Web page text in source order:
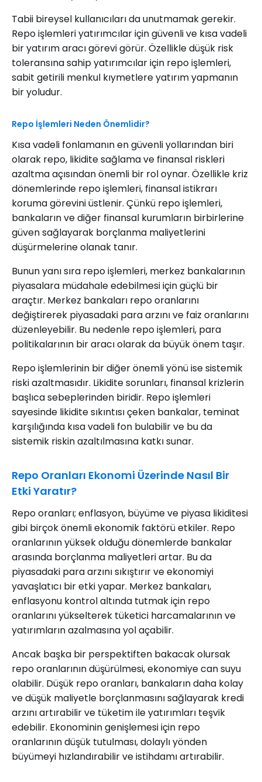
Tabii bireysel kullanıcıları da unutmamak gerekir.
Repo işlemleri yatırımcılar için güvenli ve kısa vadeli
bir yatırım aracı görevi görür. Özellikle düşük risk
toleransına sahip yatırımcılar için repo işlemleri,
sabit getirili menkul kıymetlere yatırım yapmanın
bir yoludur.
Repo İşlemleri Neden Önemlidir?
Kısa vadeli fonlamanın en güvenli yollarından biri
olarak repo, likidite sağlama ve finansal riskleri
azaltma açısından önemli bir rol oynar. Özellikle kriz
dönemlerinde repo işlemleri, finansal istikrarı
koruma görevini üstlenir. Çünkü repo işlemleri,
bankaların ve diğer finansal kurumların birbirlerine
güven sağlayarak borçlanma maliyetlerini
düşürmelerine olanak tanır.
Bunun yanı sıra repo işlemleri, merkez bankalarının
piyasalara müdahale edebilmesi için güçlü bir
araçtır. Merkez bankaları repo oranlarını
değiştirerek piyasadaki para arzını ve faiz oranlarını
düzenleyebilir. Bu nedenle repo işlemleri, para
politikalarının bir aracı olarak da büyük önem taşır.
Repo işlemlerinin bir diğer önemli yönü ise sistemik
riski azaltmasıdır. Likidite sorunları, finansal krizlerin
başlıca sebeplerinden biridir. Repo işlemleri
sayesinde likidite sıkıntısı çeken bankalar, teminat
karşılığında kısa vadeli fon bulabilir ve bu da
sistemik riskin azaltılmasına katkı sunar.
Repo Oranları Ekonomi Üzerinde Nasıl Bir
Etki Yaratır?
Repo oranları; enflasyon, büyüme ve piyasa likiditesi
gibi birçok önemli ekonomik faktörü etkiler. Repo
oranlarının yüksek olduğu dönemlerde bankalar
arasında borçlanma maliyetleri artar. Bu da
piyasadaki para arzını sıkıştırır ve ekonomiyi
yavaşlatıcı bir etki yapar. Merkez bankaları,
enflasyonu kontrol altında tutmak için repo
oranlarını yükselterek tüketici harcamalarının ve
yatırımların azalmasına yol açabilir.
Ancak başka bir perspektiften bakacak olursak
repo oranlarının düşürülmesi, ekonomiye can suyu
olabilir. Düşük repo oranları, bankaların daha kolay
ve düşük maliyetle borçlanmasını sağlayarak kredi
arzını artırabilir ve tüketim ile yatırımları teşvik
edebilir. Ekonominin genişlemesi için repo
oranlarının düşük tutulması, dolaylı yönden
büyümeyi hızlandırabilir ve istihdamı artırabilir.